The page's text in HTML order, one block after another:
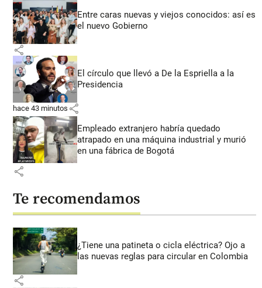
Entre caras nuevas y viejos conocidos: así es
el nuevo Gobierno
share
El círculo que llevó a De la Espriella a la
Presidencia
hace 43 minutos share
Empleado extranjero habría quedado
atrapado en una máquina industrial y murió
en una fábrica de Bogotá
share
Te recomendamos
¿Tiene una patineta o cicla eléctrica? Ojo a
las nuevas reglas para circular en Colombia
share